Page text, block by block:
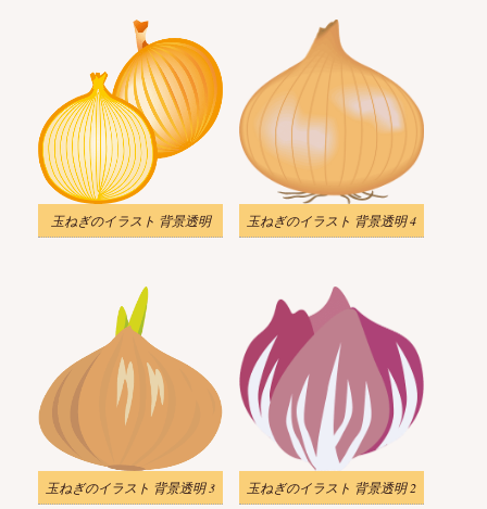
玉ねぎのイラスト 背景透明 玉ねぎのイラスト 背景透明 4
玉ねぎのイラスト 背景透明 3 玉ねぎのイラスト 背景透明 2